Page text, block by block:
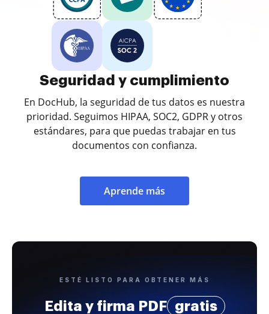
Seguridad y cumplimiento
En DocHub, la seguridad de tus datos es nuestra
prioridad. Seguimos HIPAA, SOC2, GDPR y otros
estándares, para que puedas trabajar en tus
documentos con confianza.
Aprende más
ESTÉ LISTO PARA OBTENER MÁS
Edita y firma PDF gratis